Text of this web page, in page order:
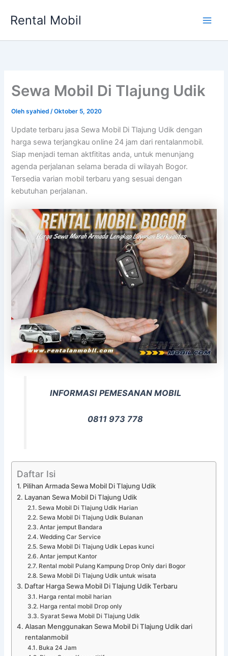
Rental Mobil
Sewa Mobil Di Tlajung Udik
Olehsyahied/Oktober 5, 2020
Update terbaru jasa Sewa Mobil Di Tlajung Udik dengan
harga sewa terjangkau online 24 jam dari rentalanmobil.
Siap menjadi teman aktfititas anda, untuk menunjang
agenda perjalanan selama berada di wilayah Bogor.
Tersedia varian mobil terbaru yang sesuai dengan
kebutuhan perjalanan.
INFORMASI PEMESANAN MOBIL
0811 973 778
Daftar Isi
Pilihan Armada Sewa Mobil Di Tlajung Udik
Layanan Sewa Mobil Di Tlajung Udik
Sewa Mobil Di Tlajung Udik Harian
Sewa Mobil Di Tlajung Udik Bulanan
Antar jemput Bandara
Wedding Car Service
Sewa Mobil Di Tlajung Udik Lepas kunci
Antar jemput Kantor
Rental mobil Pulang Kampung Drop Only dari Bogor
Sewa Mobil Di Tlajung Udik untuk wisata
Daftar Harga Sewa Mobil Di Tlajung Udik Terbaru
Harga rental mobil harian
Harga rental mobil Drop only
Syarat Sewa Mobil Di Tlajung Udik
Alasan Menggunakan Sewa Mobil Di Tlajung Udik dari
rentalanmobil
Buka 24 Jam